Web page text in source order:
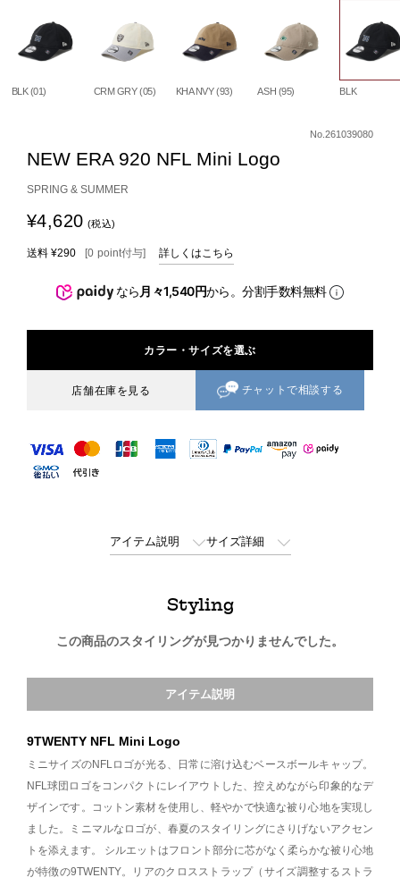
BLK (01) CRM GRY (05) KHA NVY (93) ASH (95) BLK
No.261039080
NEW ERA 920 NFL Mini Logo
SPRING & SUMMER
¥4,620 (税込)
送料 ¥290 [0 point付与] 詳しくはこちら
なら月々1,540円から。分割手数料無料
カラー・サイズを選ぶ
店舗在庫を見る チャットで相談する
アイテム説明 サイズ詳細
Styling
この商品のスタイリングが見つかりませんでした。
アイテム説明
9TWENTY NFL Mini Logo
ミニサイズのNFLロゴが光る、日常に溶け込むベースボールキャップ。
NFL球団ロゴをコンパクトにレイアウトした、控えめながら印象的なデ
ザインです。コットン素材を使用し、軽やかで快適な被り心地を実現し
ました。ミニマルなロゴが、春夏のスタイリングにさりげないアクセン
トを添えます。 シルエットはフロント部分に芯がなく柔らかな被り心地
が特徴の9TWENTY。リアのクロスストラップ（サイズ調整するストラ